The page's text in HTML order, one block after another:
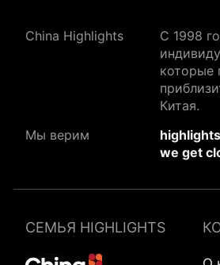
China Highlights
C 1998
которые
Китая.
Мы верим
we get
СЕМЬЯ HIGHLIGHTS